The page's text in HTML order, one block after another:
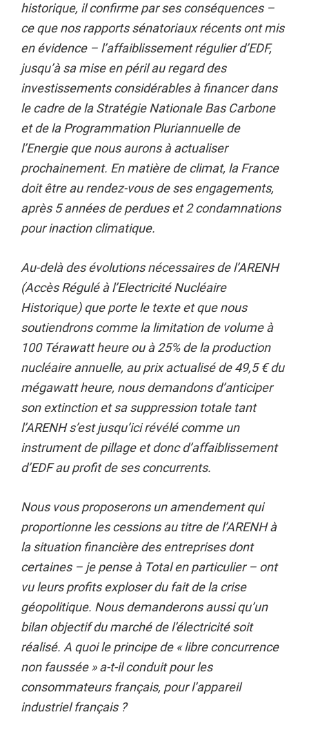
historique, il confirme par ses conséquences –
ce que nos rapports sénatoriaux récents ont mis
en évidence – l’affaiblissement régulier d’EDF,
jusqu’à sa mise en péril au regard des
investissements considérables à financer dans
le cadre de la Stratégie Nationale Bas Carbone
et de la Programmation Pluriannuelle de
l’Energie que nous aurons à actualiser
prochainement. En matière de climat, la France
doit être au rendez-vous de ses engagements,
après 5 années de perdues et 2 condamnations
pour inaction climatique.
Au-delà des évolutions nécessaires de l’ARENH
(Accès Régulé à l’Electricité Nucléaire
Historique) que porte le texte et que nous
soutiendrons comme la limitation de volume à
100 Térawatt heure ou à 25% de la production
nucléaire annuelle, au prix actualisé de 49,5 € du
mégawatt heure, nous demandons d’anticiper
son extinction et sa suppression totale tant
l’ARENH s’est jusqu’ici révélé comme un
instrument de pillage et donc d’affaiblissement
d’EDF au profit de ses concurrents.
Nous vous proposerons un amendement qui
proportionne les cessions au titre de l’ARENH à
la situation financière des entreprises dont
certaines – je pense à Total en particulier – ont
vu leurs profits exploser du fait de la crise
géopolitique. Nous demanderons aussi qu’un
bilan objectif du marché de l’électricité soit
réalisé. A quoi le principe de « libre concurrence
non faussée » a-t-il conduit pour les
consommateurs français, pour l’appareil
industriel français ?